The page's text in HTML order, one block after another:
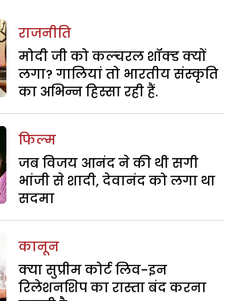
राजनीति
मोदी जी को कल्चरल शॉक्ड क्यों
लगा? गालियां तो भारतीय संस्कृति
का अभिन्न हिस्सा रही हैं.
फिल्म
जब विजय आनंद ने की थी सगी
भांजी से शादी, देवानंद को लगा था
सदमा
कानून
क्या सुप्रीम कोर्ट लिव-इन
रिलेशनशिप का रास्ता बंद करना